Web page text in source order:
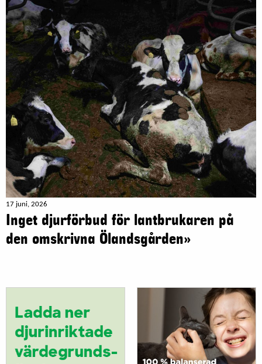
17 juni, 2026
Inget djurförbud för lantbrukaren på
den omskrivna Ölandsgården»